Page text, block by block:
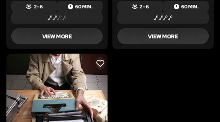
2 – 6 60 MIN.
VIEW MORE
2 – 6 60 MIN.
VIEW MORE
LIKE